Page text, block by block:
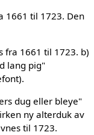
1661 til 1723. Den
fra 1661 til 1723. b)
lang pig"
dug eller bleye"
ny alterduk av
til 1723.